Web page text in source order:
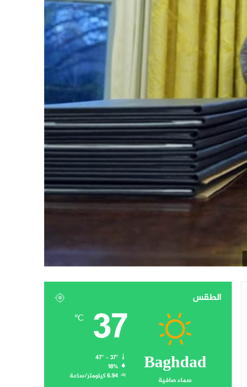
الطقس
Baghdad
سماء صافية
37
℃
47º - 37º
18%
6.94 كيلومتر/ساعة